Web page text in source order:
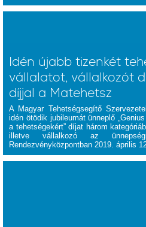
Idén újabb tizenkét
vállalatot, vállalkozót
díjjal a Matehetsz
A Magyar Tehetségsegítő
idén ötödik jubileumát ünneplő
a tehetségekért” díjat három
illetve vállalkozó az
Rendezvényközpontban 2019. április